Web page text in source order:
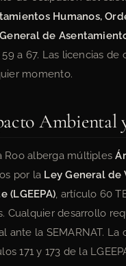
Humanos,
de
a 67. Las licencias
momento.
Ambiental
Roo alberga múltiples
por la Ley General de
(LGEEPA), artículo 60
Cualquier desarrollo
ante la SEMARNAT.
171 y 173 de la